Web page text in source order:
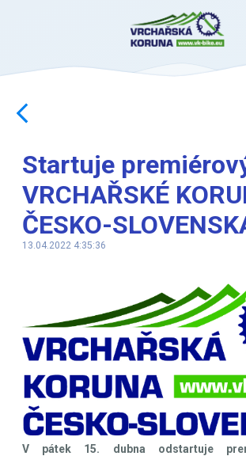
Startuje
VRCHAŘSKÉ
ČESKO-
13.04.2022 4:35:36
V pátek 15. dubna odstartuje